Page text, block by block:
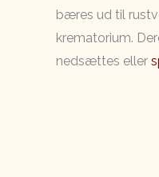
bæres ud til
krematorium.
nedsættes eller